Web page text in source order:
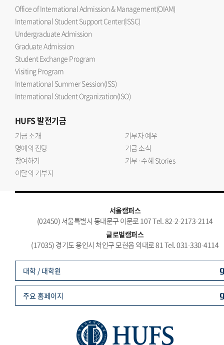
Office of International Admission & Management(OIAM)
International Student Support Center(ISSC)
Undergraduate Admission
Graduate Admission
Student Exchange Program
Visiting Program
International Summer Session(ISS)
International Student Organization(ISO)
HUFS발전기금
기금 소개
기부자 예우
명예의 전당
기금 소식
참여하기
기부·수혜 Stories
이달의 기부자
서울캠퍼스
(02450) 서울특별시 동대문구 이문로 107 Tel. 82-2-2173-2114
글로벌캠퍼스
(17035) 경기도 용인시 처인구 모현읍 외대로 81 Tel. 031-330-4114
대학 / 대학원
주요 홈페이지